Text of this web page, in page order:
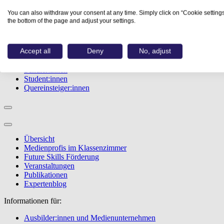
Studiengänge
Events
Berufstest
Informationen für:
Student:innen
Quereinsteiger:innen
Übersicht
Medienprofis im Klassenzimmer
Future Skills Förderung
Veranstaltungen
Publikationen
Expertenblog
Informationen für:
Ausbilder:innen und Medienunternehmen
You can also withdraw your consent at any time. Simply click on “Cookie
the bottom of the page and adjust your settings.
Accept all Deny No, adjust